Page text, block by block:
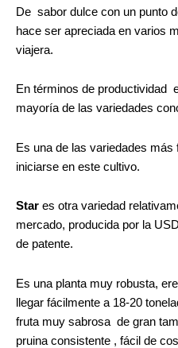
De sabor dulce con un punto
hace ser apreciada en varios
viajera.
En términos de productividad
mayoría de las variedades
Es una de las variedades más
iniciarse en este cultivo.
Star es otra variedad
mercado, producida por la
de patente.
Es una planta muy robusta,
llegar fácilmente a 18-20
fruta muy sabrosa de gran
pruina consistente , fácil de